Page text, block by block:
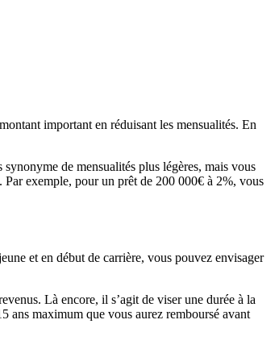
important en réduisant les mensualités. En
de mensualités plus légères, mais vous
exemple, pour un prêt de 200 000€ à 2%, vous
et en début de carrière, vous pouvez envisager
Là encore, il s’agit de viser une durée à la
ans maximum que vous aurez remboursé avant